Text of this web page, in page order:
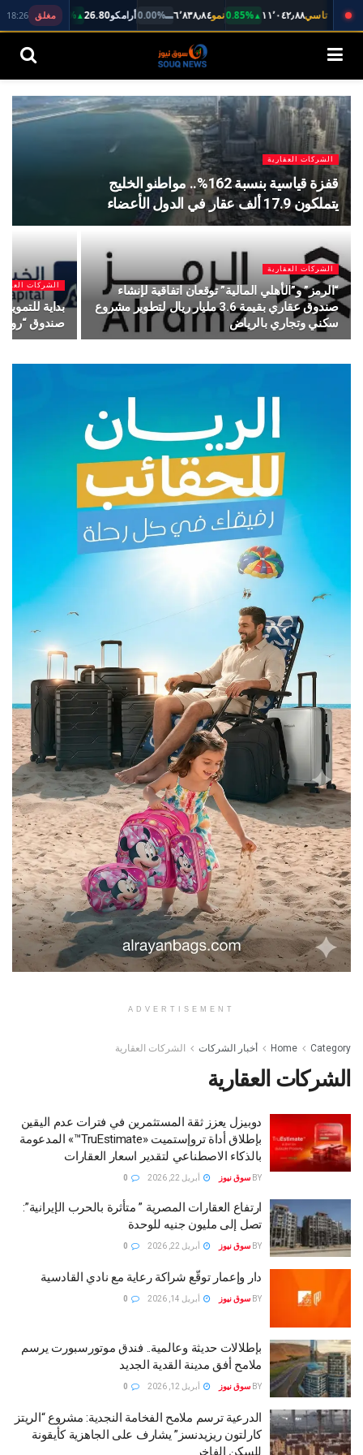
السوق السعودي
NOMU٦٬٨٣٨٫٨٤ — 0.00%
2222٢٦٫٥٠ ▼ 0.90%
1120 ٦٤٫٥٥ ▼ 0.69% مغلق تاسي١١٬٠٤٢٫٨٨ ▲
0.85%نمو٦٬٨٣٨٫٨٤▬
0.00%أرامكو26.80
▲
0.53%الراجحيمغلق 18:26
الشركات العقارية
قفزة قياسية بنسبة 162%.. مواطنو الخليج
يتملكون 17.9 ألف عقار في الدول الأعضاء
الشركات العقارية
“الرمز” و”الأهلي المالية” توقعان اتفاقية لإنشاء
صندوق عقاري بقيمة 3.6 مليار ريال لتطوير مشروع
سكني وتجاري بالرياض
الشركات
بداية
صندوق
ADVERTISEMENT
Home Category أخبار الشركات الشركات العقارية
الشركات العقارية
دوبيزل يعزز ثقة المستثمرين في فترات عدم اليقين
بإطلاق أداة تروإستميت «TruEstimate™️» المدعومة
بالذكاء الاصطناعي لتقدير اسعار العقارات
BY سوق نيوز أبريل 22, 2026
ارتفاع العقارات المصرية ” متأثرة بالحرب الإيرانية”:
تصل إلى مليون جنيه للوحدة
BY سوق نيوز أبريل 22, 2026
دار وإعمار توقّع شراكة رعاية مع نادي القادسية
BY سوق نيوز أبريل 14, 2026
بإطلالات حديثة وعالمية.. فندق موتورسبورت يرسم
ملامح أفق مدينة القدية الجديد
BY سوق نيوز أبريل 12, 2026
الدرعية ترسم ملامح الفخامة النجدية: مشروع “الريتز
كارلتون ريزيدنسز” يشارف على الجاهزية كأيقونة
للسكن الفاخر